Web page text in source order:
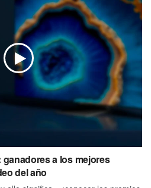
a los mejores
del año